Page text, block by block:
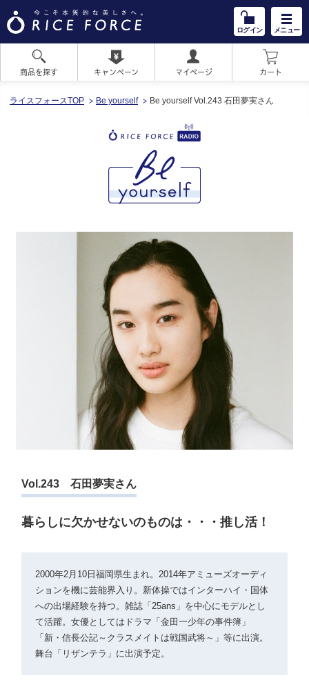
ログイン メニュー
商品を探す キャンペーン マイページ カート
ライスフォースTOP Be yourself Be yourself Vol.243 石田夢実さん
Vol.243 石田夢実さん
暮らしに欠かせないのものは・・・推し活！
2000年2月10日福岡県生まれ。2014年アミューズオーディ
ションを機に芸能界入り。新体操ではインターハイ・国体
への出場経験を持つ。雑誌「25ans」を中心にモデルとし
て活躍。女優としてはドラマ「金田一少年の事件簿」
「新・信長公記～クラスメイトは戦国武将～」等に出演。
舞台「リザンテラ」に出演予定。